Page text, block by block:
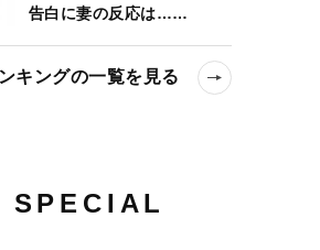
か
告白に妻の反応は……
キングの一覧を見る
SPECIAL